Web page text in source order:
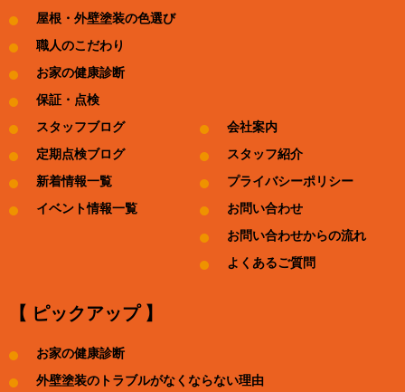
屋根・外壁塗装の色選び
職人のこだわり
お家の健康診断
保証・点検
スタッフブログ
定期点検ブログ
新着情報一覧
イベント情報一覧
会社案内
スタッフ紹介
プライバシーポリシー
お問い合わせ
お問い合わせからの流れ
よくあるご質問
【 ピックアップ 】
お家の健康診断
外壁塗装のトラブルがなくならない理由